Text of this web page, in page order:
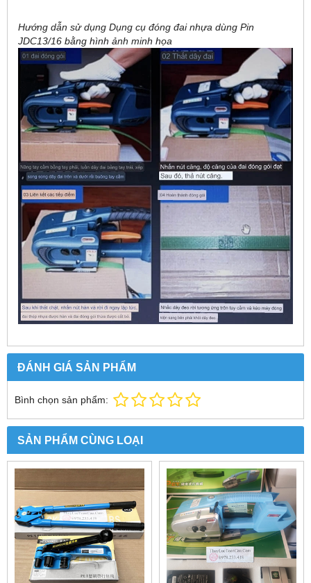
Hướng dẫn sử dụng Dụng cụ đóng đai nhựa dùng Pin
JDC13/16 bằng hình ảnh minh họa
ĐÁNH GIÁ SẢN PHẨM
Bình chọn sản phẩm:
SẢN PHẨM CÙNG LOẠI